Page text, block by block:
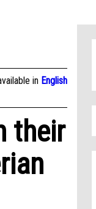
in English
their